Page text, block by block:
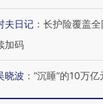
夫日记 ： 长护险覆盖
加码
晓波 ： “沉睡”的10万亿